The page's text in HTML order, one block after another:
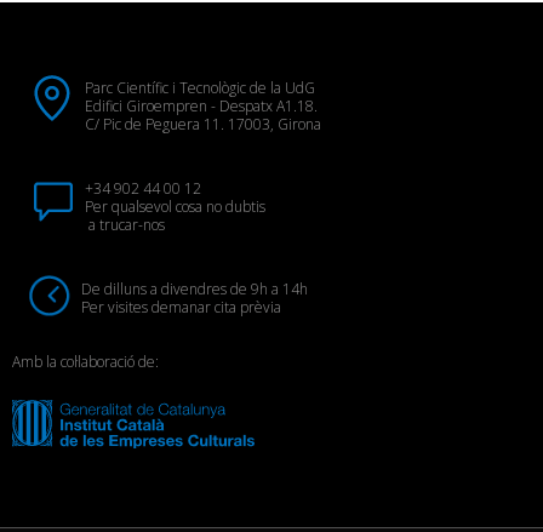
Parc Científic i Tecnològic de la UdG
Edifici Giroempren - Despatx A1.18.
C/ Pic de Peguera 11. 17003, Girona
+34 902 44 00 12
Per qualsevol cosa no dubtis
a trucar-nos
De dilluns a divendres de 9h a 14h
Per visites demanar cita prèvia
Amb la col·laboració de: